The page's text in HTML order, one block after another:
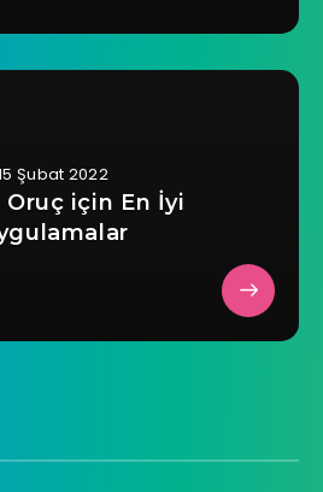
Şubat 2022
Oruç için En İyi